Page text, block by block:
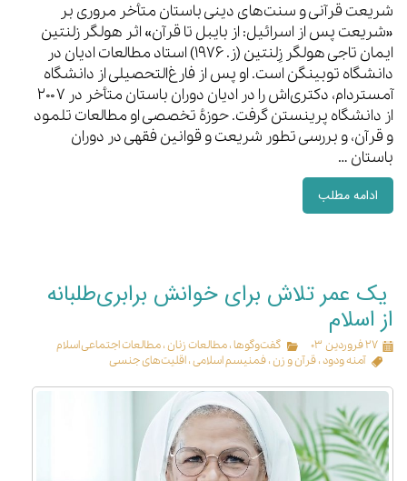
شریعت قرآنی و سنت‌های دینی باستان متأخر مروری بر
«شریعت پس از اسرائیل: از بایبل تا قرآن» اثر هولگر زلنتین
ایمان تاجی هولگر زِلنتین (ز. ۱۹۷۶) استاد مطالعات ادیان در
دانشگاه توبینگن است. او پس از فارغ‌التحصیلی از دانشگاه
آمستردام، دکتری‌اش را در ادیان دوران باستان متأخر در ۲۰۰۷
از دانشگاه پرینستن گرفت. حوزهٔ تخصصی او مطالعات تلمود
و قرآن، و بررسی تطور شریعت و قوانین فقهی در دوران
باستان …
ادامه مطلب
یک عمر تلاش برای خوانش برابری‌طلبانه
از اسلام
۲۷ فروردین ۰۳ گفت‌وگوها،مطالعات زنان،مطالعات اجتماعی اسلام
آمنه ودود،قرآن و زن،فمنیسم اسلامی،اقلیت‌های جنسی